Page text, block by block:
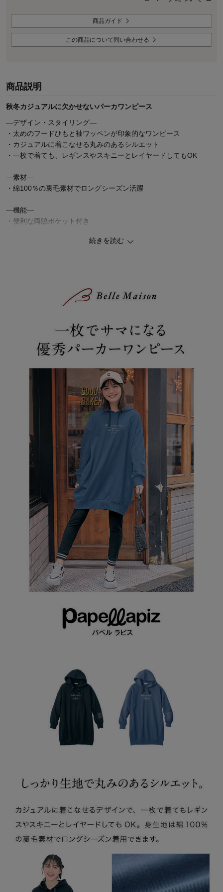
商品ガイド
この商品について問い合わせる
商品説明
秋冬カジュアルに欠かせないパーカワンピース
―デザイン・スタイリング―
・太めのフードひもと袖ワッペンが印象的なワンピース
・カジュアルに着こなせる丸みのあるシルエット
・一枚で着ても、レギンスやスキニーとレイヤードしてもOK
―素材―
・綿100％の裏毛素材でロングシーズン活躍
―機能―
・便利な両脇ポケット付き
◆Papel lapiz（パペルラピス）
設定し、細部の着心地にもこだわりました。
続きを読む